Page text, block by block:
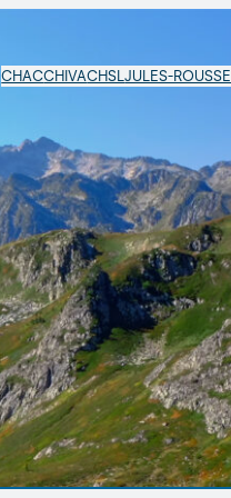
CHACCHIVACHSLJULES-ROUSSE